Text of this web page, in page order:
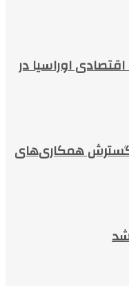
اقتصادی اوراسیا در
گسترش همکاری‌های